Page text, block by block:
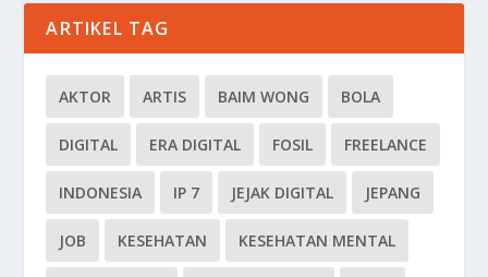
ARTIKEL TAG
AKTOR ARTIS BAIM WONG BOLA
DIGITAL ERA DIGITAL FOSIL FREELANCE
INDONESIA IP 7 JEJAK DIGITAL JEPANG
JOB KESEHATAN KESEHATAN MENTAL